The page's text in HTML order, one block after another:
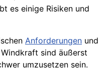
es einige Risiken und
Anforderungen und
sind äußerst
umzusetzen sein.